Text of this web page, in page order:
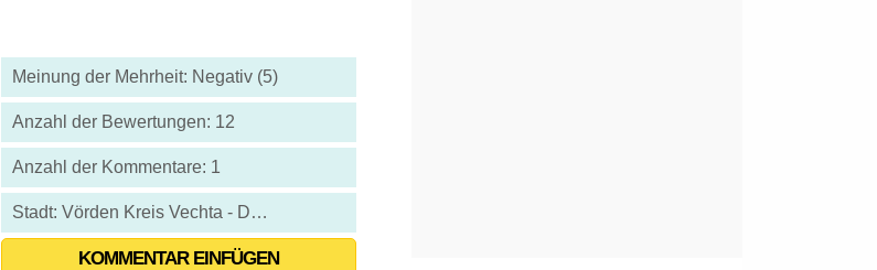
Meinung der Mehrheit: Negativ (5)
Anzahl der Bewertungen: 12
Anzahl der Kommentare: 1
Stadt: Vörden Kreis Vechta - Deutschland
KOMMENTAR EINFÜGEN